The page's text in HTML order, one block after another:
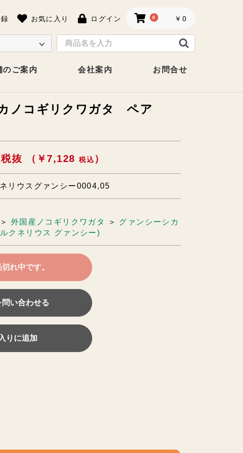
お気に入り ログイン 0 ￥0
のご案内 会社案内 お問合せ
ノコギリクワガタ ペア
税抜 （￥7,128 税込 ）
リウスグァンシー0004,05
＞ 外国産ノコギリクワガタ ＞
グァンシーシカ
クネリウス グァンシー)
れ中です。
問い合わせる
りに追加